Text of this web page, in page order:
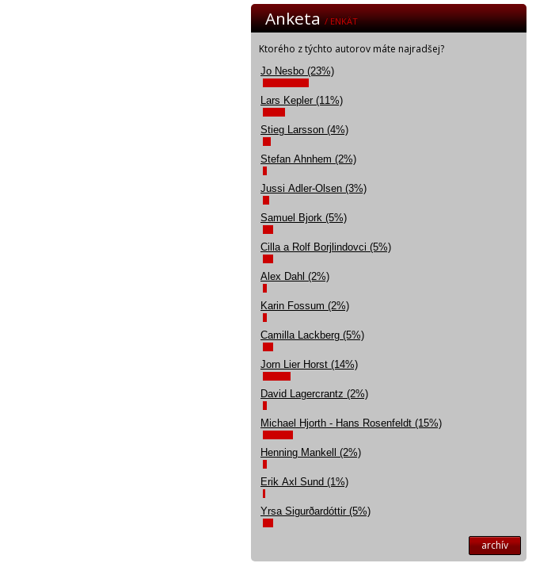
Anketa/ ENKÄT
Ktorého z týchto autorov máte najradšej?
Jo Nesbo (23%)
Lars Kepler (11%)
Stieg Larsson (4%)
Stefan Ahnhem (2%)
Jussi Adler-Olsen (3%)
Samuel Bjork (5%)
Cilla a Rolf Borjlindovci (5%)
Alex Dahl (2%)
Karin Fossum (2%)
Camilla Lackberg (5%)
Jorn Lier Horst (14%)
David Lagercrantz (2%)
Michael Hjorth - Hans Rosenfeldt (15%)
Henning Mankell (2%)
Erik Axl Sund (1%)
Yrsa Sigurðardóttir (5%)
archív